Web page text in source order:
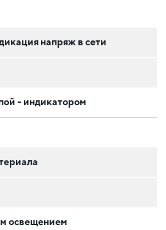
напряж в сети
- индикатором
освещением